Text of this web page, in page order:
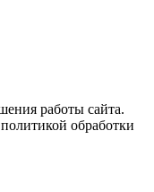
работы сайта.
обработки